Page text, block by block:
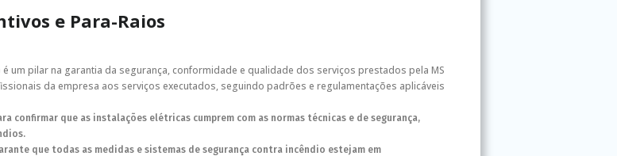
Preventivos e Para-Raios
e Para-Raios
um pilar na garantia da segurança, conformidade e qualidade dos serviços prestados pela MS
da empresa aos serviços executados, seguindo padrões e regulamentações aplicáveis
confirmar que as instalações elétricas cumprem com as normas técnicas e de segurança,
que todas as medidas e sistemas de segurança contra incêndio estejam em